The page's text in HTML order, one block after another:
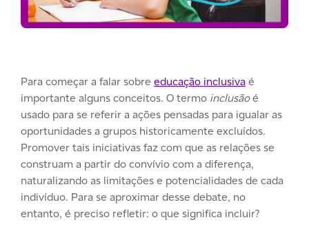
Para começar a falar sobre educação inclusivaé
importante alguns conceitos. O termo inclusãoé
usado para se referir a ações pensadas para igualar as
oportunidades a grupos historicamente excluídos.
Promover tais iniciativas faz com que as relações se
construam a partir do convívio com a diferença,
naturalizando as limitações e potencialidades de cada
indivíduo. Para se aproximar desse debate, no
entanto, é preciso refletir: o que significa incluir?